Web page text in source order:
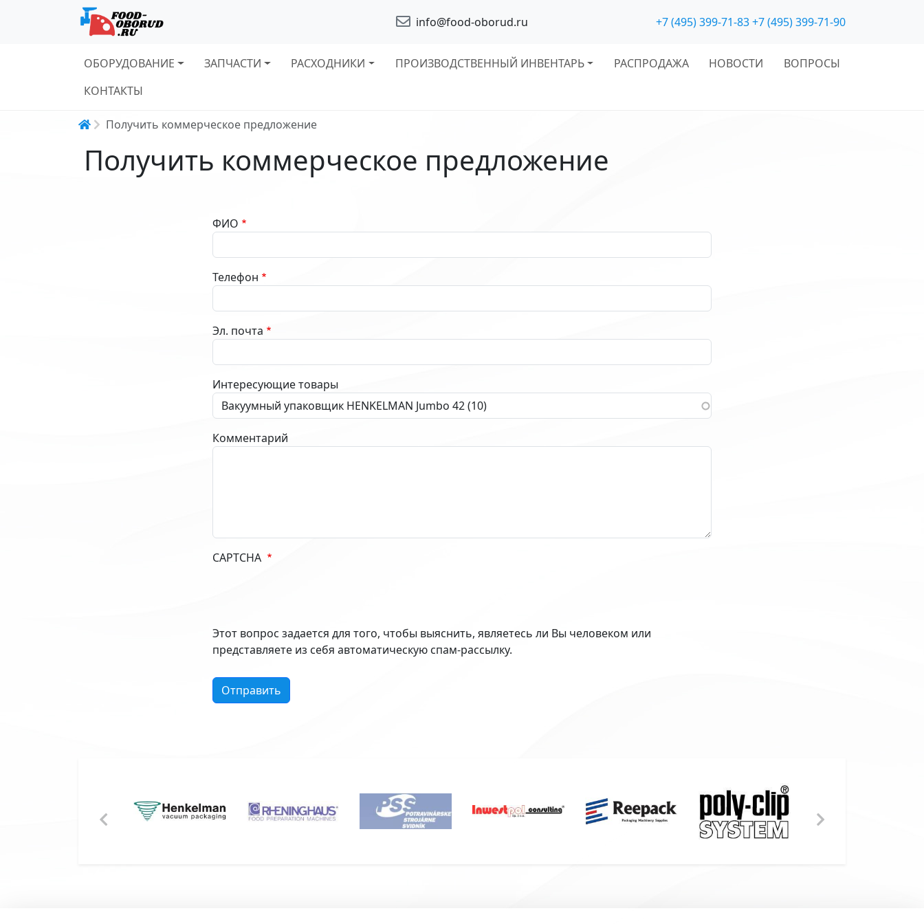
info@food-oborud.ru +7 (495) 399-71-83+7 (495) 399-71-90
Основная навигация
ОБОРУДОВАНИЕ ЗАПЧАСТИ РАСХОДНИКИ ПРОИЗВОДСТВЕННЫЙ ИНВЕНТАРЬ РАСПРОДАЖА НОВОСТИ
ВОПРОСЫ
КОНТАКТЫ
Строка навигации
Получить коммерческое предложение
Получить коммерческое предложение
ФИО
Телефон
Эл. почта
Интересующие товары
Комментарий
CAPTCHA
Этот вопрос задается для того, чтобы выяснить, являетесь ли Вы человеком или
представляете из себя автоматическую спам-рассылку.